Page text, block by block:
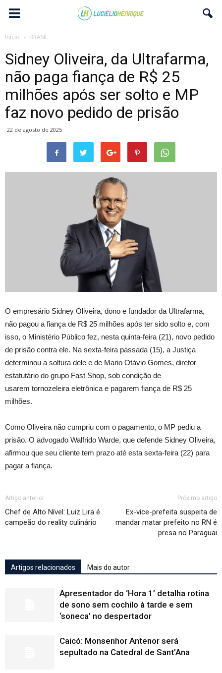
Início BRASIL
Sidney Oliveira, da Ultrafarma,
não paga fiança de R$ 25
milhões após ser solto e MP
faz novo pedido de prisão
22 de agosto de 2025
O empresário Sidney Oliveira, dono e fundador da Ultrafarma,
não pagou a fiança de R$ 25 milhões após ter sido solto e, com
isso, o Ministério Público fez, nesta quinta-feira (21), novo pedido
de prisão contra ele. Na sexta-feira passada (15), a Justiça
determinou a soltura dele e de Mario Otávio Gomes, diretor
estatutário do grupo Fast Shop, sob condição de
usarem tornozeleira eletrônica e pagarem fiança de R$ 25
milhões.
Como Oliveira não cumpriu com o pagamento, o MP pediu a
prisão. O advogado Walfrido Warde, que defende Sidney Oliveira,
afirmou que seu cliente tem prazo até esta sexta-feira (22) para
pagar a fiança.
Artigo anterior
Chef de Alto Nível: Luiz Lira é
campeão do reality culinário
Próximo artigo
Ex-vice-prefeita suspeita de
mandar matar prefeito no RN é
presa no Paraguai
Artigos relacionados Mais do autor
Apresentador do ‘Hora 1’ detalha rotina
de sono sem cochilo à tarde e sem
‘soneca’ no despertador
Caicó: Monsenhor Antenor será
sepultado na Catedral de Sant’Ana